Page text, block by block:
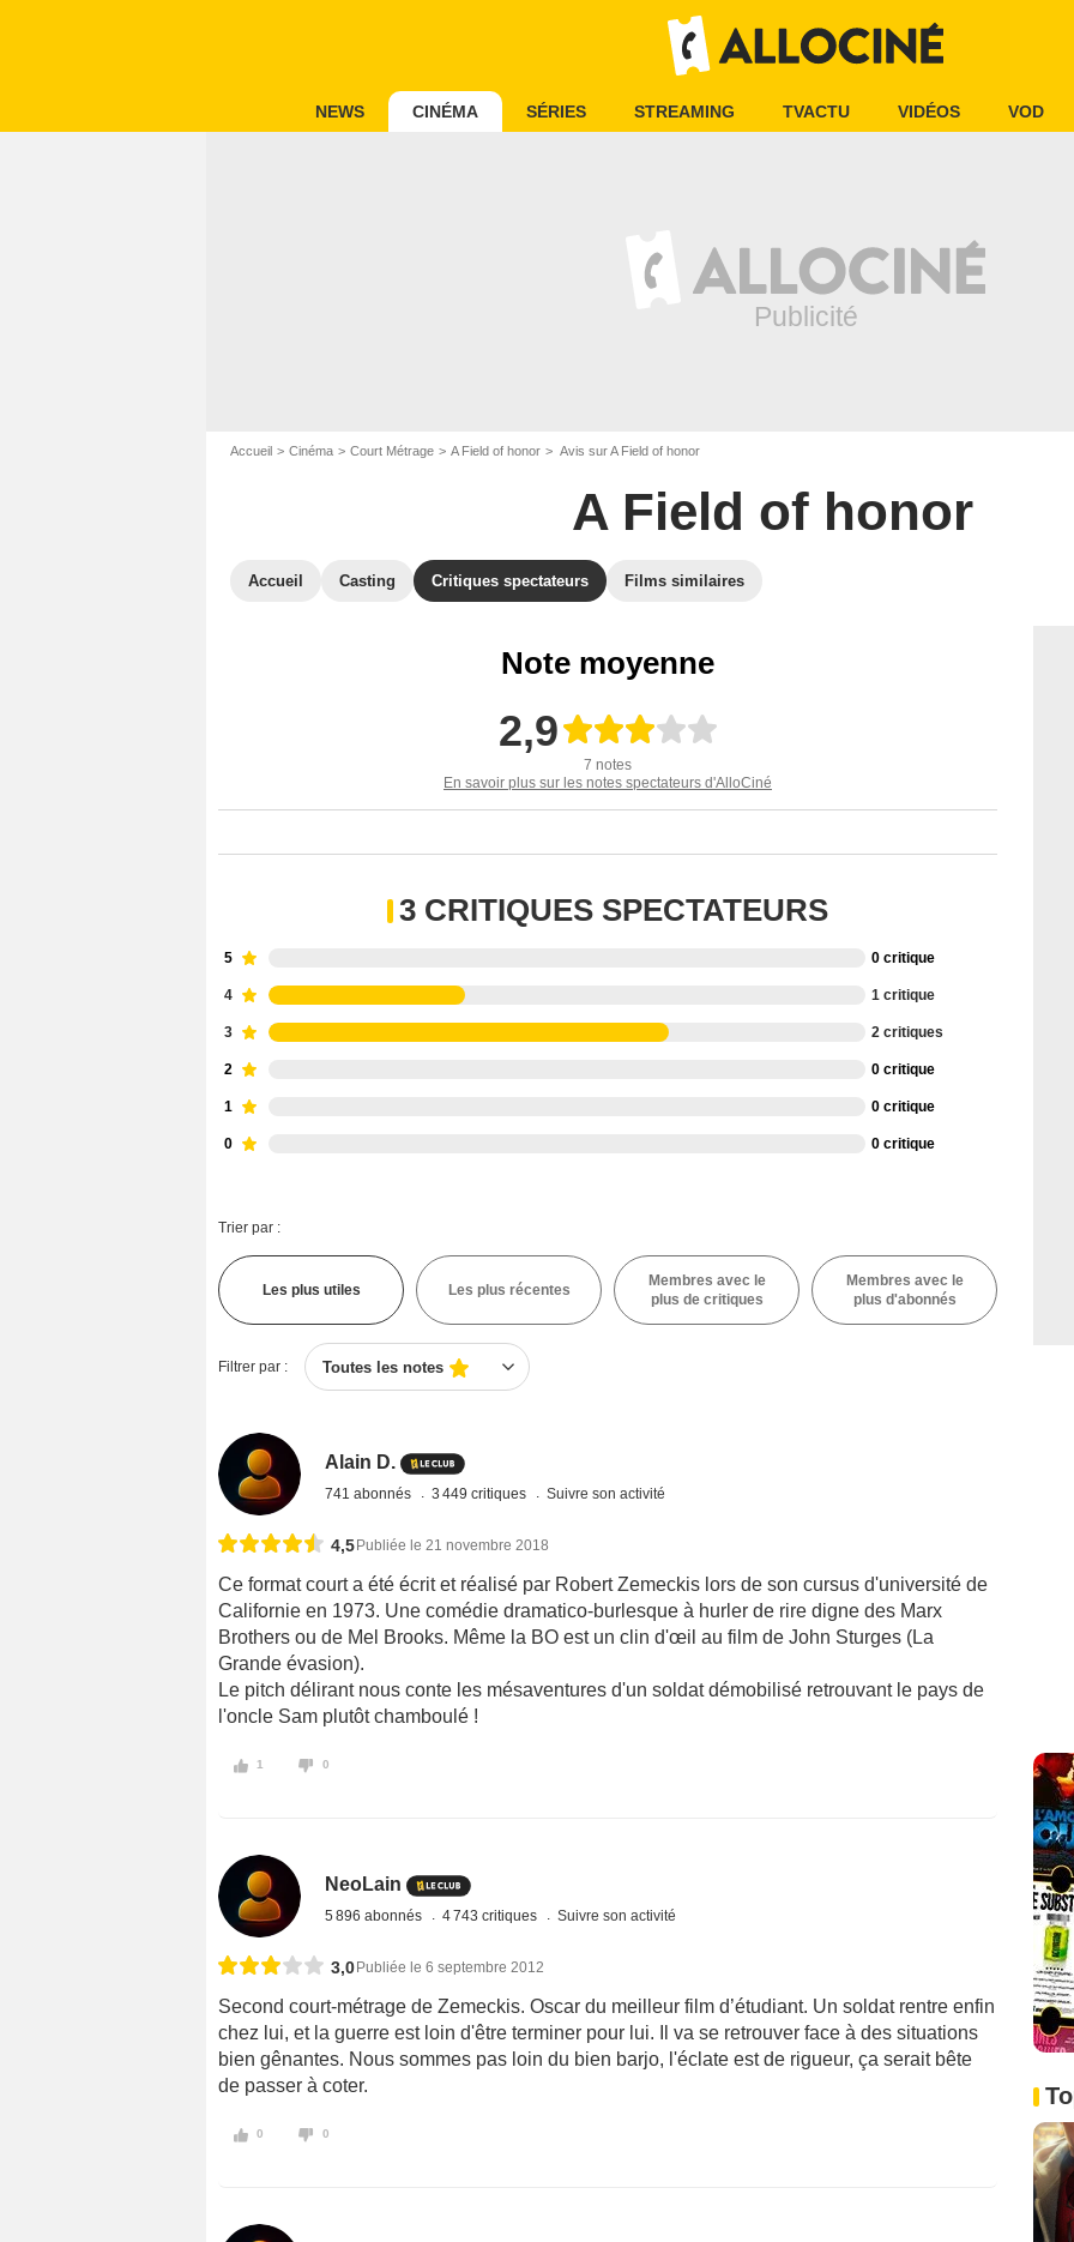
NEWS CINÉMA SÉRIES STREAMING TVACTU VIDÉOS VOD
Accueil Cinéma Court Métrage A Field of honor Avis sur A Field of honor
A Field of honor
Accueil Casting Critiques spectateurs Films similaires
Note moyenne
2,9
7 notes
En savoir plus sur les notes spectateurs d'AlloCiné
3 CRITIQUES SPECTATEURS
5 0 critique
4 1 critique
3 2 critiques
2 0 critique
1 0 critique
0 0 critique
Trier par :
Les plus utiles Les plus récentes
Membres avec le
plus de critiques
Membres avec le
plus d'abonnés
Filtrer par : Toutes les notes
Alain D.
741 abonnés 3 449 critiques Suivre son activité
4,5 Publiée le 21 novembre 2018
Ce format court a été écrit et réalisé par Robert Zemeckis lors de son cursus d'université de
Californie en 1973. Une comédie dramatico-burlesque à hurler de rire digne des Marx
Brothers ou de Mel Brooks. Même la BO est un clin d'œil au film de John Sturges (La
Grande évasion).
Le pitch délirant nous conte les mésaventures d'un soldat démobilisé retrouvant le pays de
l'oncle Sam plutôt chamboulé !
1 0
NeoLain
5 896 abonnés 4 743 critiques Suivre son activité
3,0Publiée le 6 septembre 2012
Second court-métrage de Zemeckis. Oscar du meilleur film d’étudiant. Un soldat rentre enfin
chez lui, et la guerre est loin d'être terminer pour lui. Il va se retrouver face à des situations
bien gênantes. Nous sommes pas loin du bien barjo, l'éclate est de rigueur, ça serait bête
de passer à coter.
0 0